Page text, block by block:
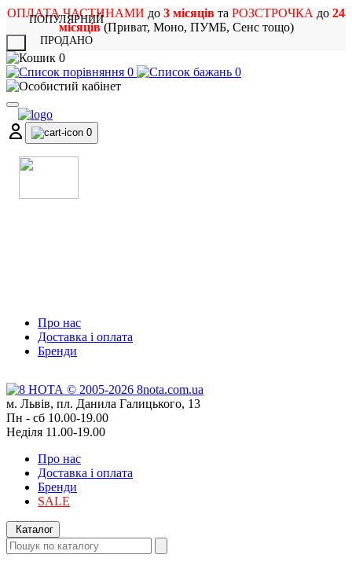
ОПЛАТА ЧАСТИНАМИ до 3 місяців та РОЗСТРОЧКА до 24
місяців(Приват, Моно, ПУМБ, Сенс тощо)
0
0
0
0
Про нас
Доставка і оплата
Бренди
м. Львів, пл. Данила Галицького, 13
Пн - сб 10.00-19.00
Неділя 11.00-19.00
Про нас
Доставка і оплата
Бренди
SALE
Каталог
ПОПУЛЯРНИЙ
ПРОДАНО